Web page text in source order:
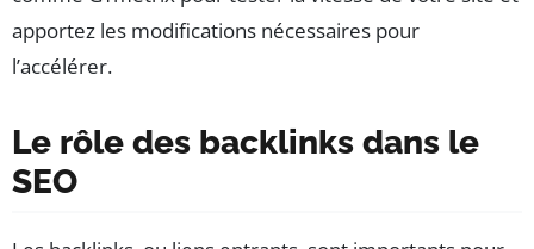
apportez les modifications nécessaires pour
l’accélérer.
Le rôle des backlinks dans le
SEO